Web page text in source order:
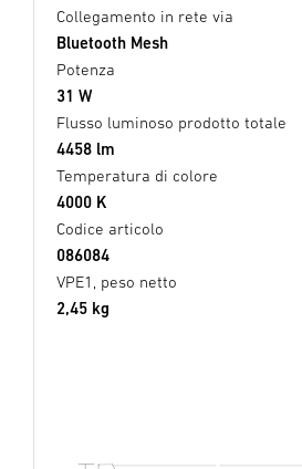
Collegamento in rete via
Bluetooth Mesh
Potenza
31 W
Flusso luminoso prodotto totale
4458 lm
Temperatura di colore
4000 K
Codice articolo
086084
VPE1, peso netto
2,45 kg